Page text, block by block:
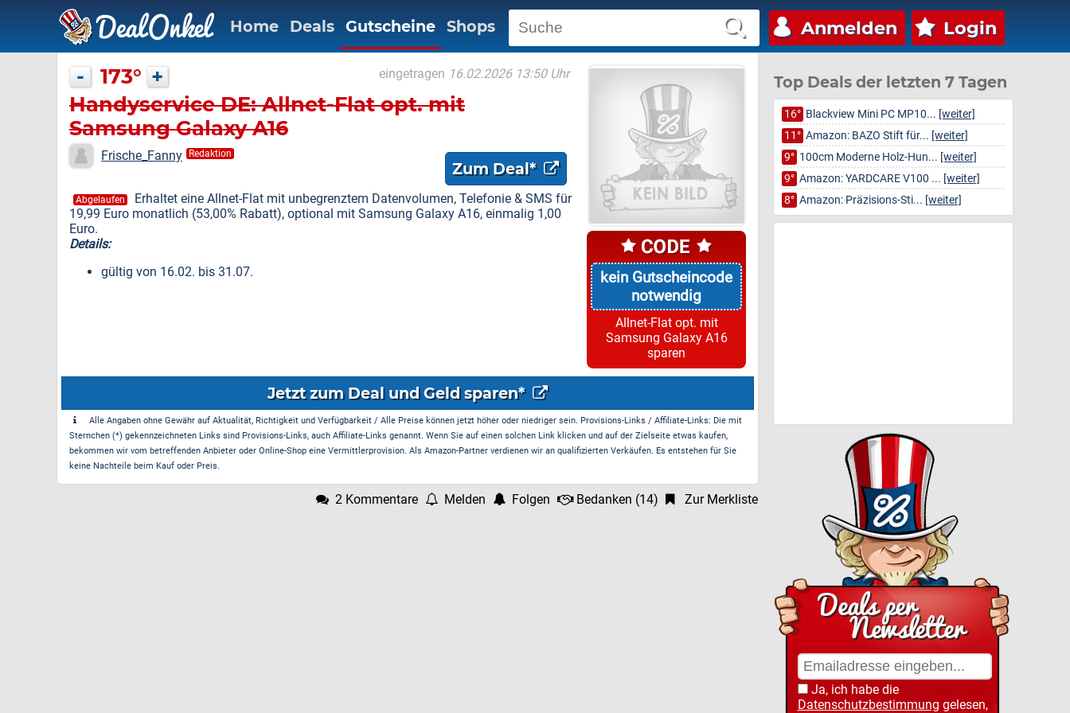
Anmelden Login
Home Deals Gutscheine Shops
kein Gutscheincode
notwendig
Allnet-Flat opt. mit
Samsung Galaxy A16
sparen
- 173° + eingetragen 16.02.2026 13:50 Uhr
Handyservice DE: Allnet-Flat opt. mit
Samsung Galaxy A16
Frische_Fanny Redaktion
Zum Deal*
Abgelaufen
Erhaltet eine Allnet-Flat mit unbegrenztem Datenvolumen, Telefonie & SMS für
19,99 Euro monatlich (53,00% Rabatt), optional mit Samsung Galaxy A16, einmalig 1,00
Euro.
Details:
gültig von 16.02. bis 31.07.
Jetzt zum Deal und Geld sparen*
Alle Angaben ohne Gewähr auf Aktualität, Richtigkeit und Verfügbarkeit / Alle Preise können jetzt höher oder niedriger sein. Provisions-Links / Affiliate-Links: Die mit
Sternchen (*) gekennzeichneten Links sind Provisions-Links, auch Affiliate-Links genannt. Wenn Sie auf einen solchen Link klicken und auf der Zielseite etwas kaufen,
bekommen wir vom betreffenden Anbieter oder Online-Shop eine Vermittlerprovision. Als Amazon-Partner verdienen wir an qualifizierten Verkäufen. Es entstehen für Sie
keine Nachteile beim Kauf oder Preis.
2 Kommentare Melden Folgen Bedanken (14) Zur Merkliste
Top Deals der letzten 7 Tagen
16° Blackview Mini PC MP10... [weiter]
11° Amazon: BAZO Stift für... [weiter]
9° 100cm Moderne Holz-Hun... [weiter]
9° Amazon: YARDCARE V100 ... [weiter]
8° Amazon: Präzisions-Sti... [weiter]
Ja, ich habe die
Datenschutzbestimmung gelesen,